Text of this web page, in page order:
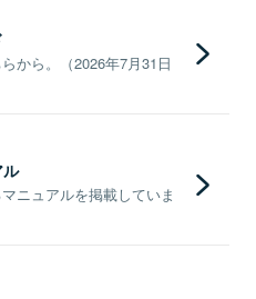
から。（2026年7月31日
ニュアルを掲載していま